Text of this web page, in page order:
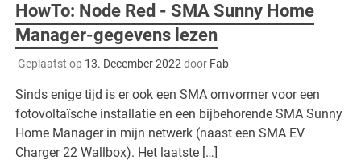
HowTo: Node Red - SMA Sunny Home
Manager-gegevens lezen
Geplaatst op 13. December 2022 door Fab
Sinds enige tijd is er ook een SMA omvormer voor een
fotovoltaïsche installatie en een bijbehorende SMA Sunny
Home Manager in mijn netwerk (naast een SMA EV
Charger 22 Wallbox). Het laatste […]